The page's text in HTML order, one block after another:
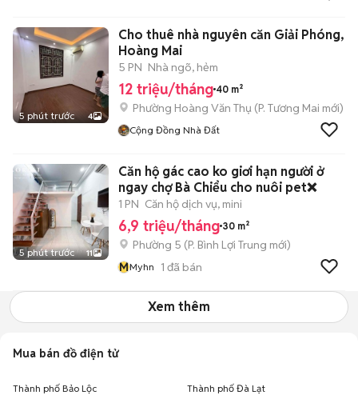
5 phút trước 4
Cho thuê nhà nguyên căn Giải Phóng,
Hoàng Mai
5 PN Nhà ngõ, hẻm
12 triệu/tháng 40 m²
Phường Hoàng Văn Thụ (P. Tương Mai mới)
Cộng Đồng Nhà Đất
5 phút trước 11
Căn hộ gác cao ko giơi hạn người ở
ngay chợ Bà Chiểu cho nuôi pet❌
1 PN Căn hộ dịch vụ, mini
6,9 triệu/tháng 30 m²
Phường 5 (P. Bình Lợi Trung mới)
MMyhn 1 đã bán
Xem thêm
Mua bán đồ điện tử
Thành phố Bảo Lộc Thành phố Đà Lạt